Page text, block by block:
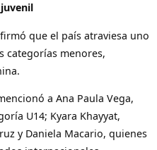
que el país atraviesa uno
categorías menores,
a Ana Paula Vega,
U14; Kyara Khayyat,
y Daniela Macario, quienes